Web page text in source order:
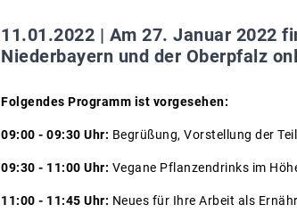
11.01.2022 | Am 27. Januar 2022
Niederbayern und der Oberpfalz
Folgendes Programm ist vorgesehen:
09:00 - 09:30 Uhr: Begrüßung, Vorstellung der
09:30 - 11:00 Uhr: Vegane Pflanzendrinks im
11:00 - 11:45 Uhr: Neues für Ihre Arbeit als